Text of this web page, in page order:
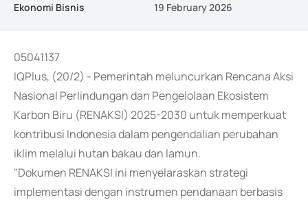
Ekonomi Bisnis 19 February 2026
05041137
IQPlus, (20/2) - Pemerintah meluncurkan Rencana Aksi
Nasional Perlindungan dan Pengelolaan Ekosistem
Karbon Biru (RENAKSI) 2025-2030 untuk memperkuat
kontribusi Indonesia dalam pengendalian perubahan
iklim melalui hutan bakau dan lamun.
"Dokumen RENAKSI ini menyelaraskan strategi
implementasi dengan instrumen pendanaan berbasis